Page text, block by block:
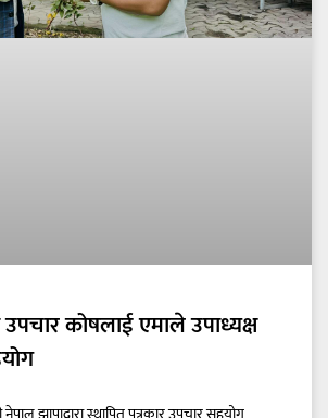
उपचार कोषलाई एमाले उपाध्यक्ष